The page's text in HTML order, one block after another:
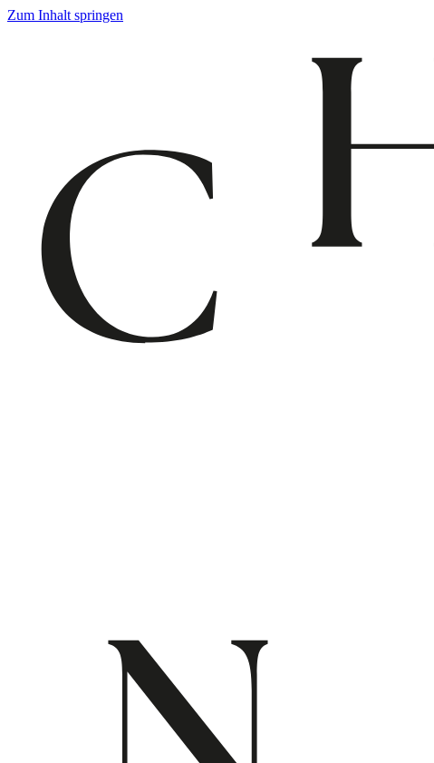
Zum Inhalt springen